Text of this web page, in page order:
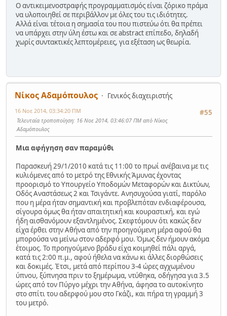
Ο αντικειμενοστραφής προγραμματισμός είναι ζόρικο πράμα
να υλοποιηθεί σε περιβάλλον με όλες του τις ιδιότητες.
Αλλά είναι τέτοια η σημασία του που πιστεύω ότι θα πρέπει
να υπάρχει στην ύλη έστω και σε abstract επίπεδο, δηλαδή
χωρίς συντακτικές λεπτομέρειες, για εξέταση ως θεωρία.
Νίκος Αδαμόπουλος
Γενικός διαχειριστής
#55
16 Νοε 2014, 03:34:20 ΠΜ
Τελευταία τροποποίηση: 16 Νοε 2014, 03:46:07 ΠΜ από Νίκος
Αδαμόπουλος
Μια αφήγηση σαν παραμύθι
Παρασκευή 29/1/2010 κατά τις 11:00 το πρωί ανέβαινα με τις
κυλιόμενες από το μετρό της Εθνικής Άμυνας έχοντας
προορισμό το Υπουργείο Υποδομών Μεταφορών και Δικτύων,
Οδός Αναστάσεως 2 και Τσιγάντε. Ανησυχούσα γιατί, παρόλο
που η μέρα ήταν σημαντική και προβλεπόταν ενδιαφέρουσα,
σίγουρα όμως θα ήταν απαιτητική και κουραστική, και εγώ
ήδη αισθανόμουν εξαντλημένος. Σκεφτόμουν ότι κακώς δεν
είχα έρθει στην Αθήνα από την προηγούμενη μέρα αφού θα
μπορούσα να μείνω στον αδερφό μου. Όμως δεν ήμουν ακόμα
έτοιμος. Το προηγούμενο βράδυ είχα κοιμηθεί πάλι αργά,
κατά τις 2:00 π.μ., αφού ήθελα να κάνω κι άλλες διορθώσεις
και δοκιμές. Έτσι, μετά από περίπου 3-4 ώρες αγχωμένου
ύπνου, ξύπνησα πριν το ξημέρωμα, ντύθηκα, οδήγησα για 3.5
ώρες από τον Πύργο μέχρι την Αθήνα, άφησα το αυτοκίνητο
στο σπίτι του αδερφού μου στο Γκάζι, και πήρα τη γραμμή 3
του μετρό.